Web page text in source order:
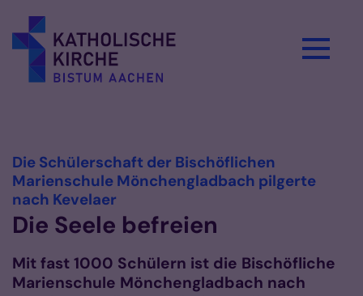
Die Schülerschaft der Bischöflichen
Marienschule Mönchengladbach pilgerte
nach Kevelaer
Die Seele befreien
Mit fast 1000 Schülern ist die Bischöfliche
Marienschule Mönchengladbach nach